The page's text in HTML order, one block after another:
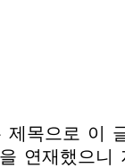
제목으로 이
연재했으니